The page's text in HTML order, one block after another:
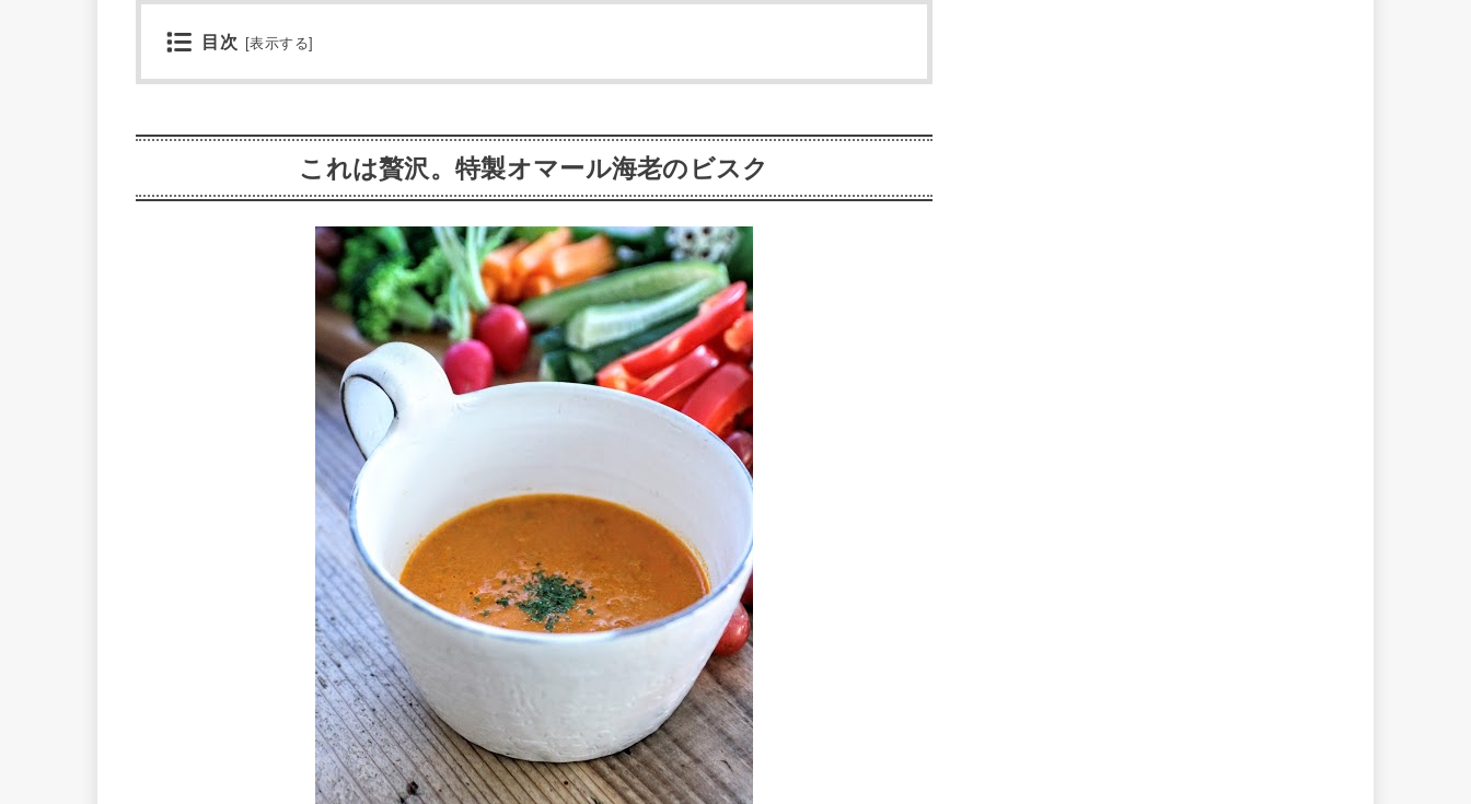
目次 [表示する]
これは贅沢。特製オマール海老のビスク